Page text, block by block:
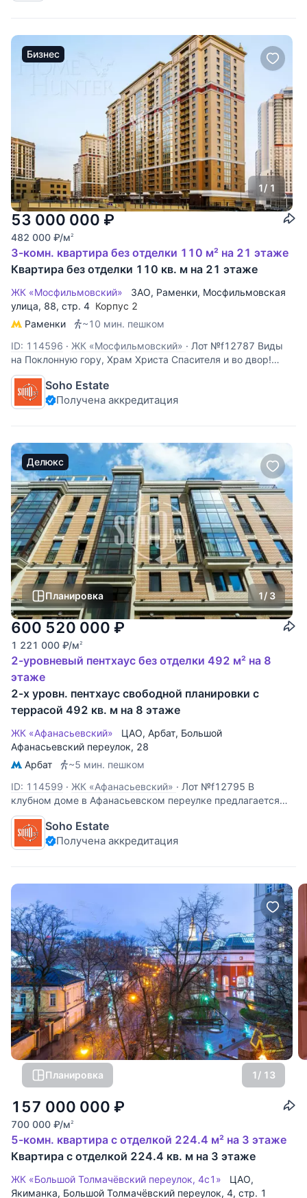
Бизнес
1/ 1
53 000 000 ₽
482 000 ₽/м2
3-комн. квартира без отделки 110 м² на 21 этаже
Квартира без отделки 110 кв. м на 21 этаже
ЖК «Мосфильмовский» ЗАО, Раменки, Мосфильмовская
улица, 88, стр. 4 Корпус 2
Раменки
~10 мин. пешком
ID: 114596 · ЖК «Мосфильмовский» · Лот №f12787 Виды
на Поклонную гору, Храм Христа Спасителя и во двор!
Предлагается 3-хкомнатная квартира 110 кв.м. под
отделку. 6 окон на 3 стороны света. Можно спланировать
гостиную, кухню, 2 спальни, ванные комнаты, гардеробные
Soho Estate
Получена аккредитация
Делюкс
Планировка 1/ 3
600 520 000 ₽
1 221 000 ₽/м2
2-уровневый пентхаус без отделки 492 м² на 8
этаже
2-х уровн. пентхаус свободной планировки с
террасой 492 кв. м на 8 этаже
ЖК «Афанасьевский» ЦАО, Арбат, Большой
Афанасьевский переулок, 28
Арбат
~5 мин. пешком
ID: 114599 · ЖК «Афанасьевский» · Лот №f12795 В
клубном доме в Афанасьевском переулке предлагается
двухуровневый пентхаус 492,6 кв.м. с панорамным
остеклением и собственной террасой. Из окон
открывается прекрасный панорамный вид на МИД, Храм
Soho Estate
Получена аккредитация
Планировка 1/ 13
157 000 000 ₽
700 000 ₽/м2
5-комн. квартира с отделкой 224.4 м² на 3 этаже
Квартира с отделкой 224.4 кв. м на 3 этаже
ЖК «Большой Толмачёвский переулок, 4с1» ЦАО,
Якиманка, Большой Толмачёвский переулок, 4, стр. 1